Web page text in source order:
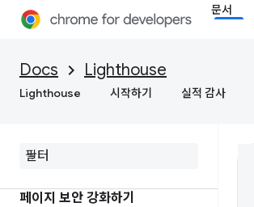
문서
Docs Lighthouse
Lighthouse 시작하기 실적 감사
문자 집합 선언이 누락되었거나
HTML에서 너무 늦게 발생합니다.
페이지 속도 높이기
페이지 보안 강화하기